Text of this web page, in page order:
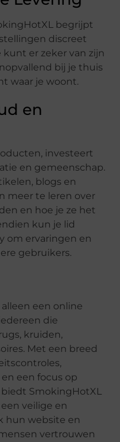
begrijpt
discreet
er zeker van zijn
bij je thuis
waar je woont.
en
investeert
en gemeenschap.
blogs en
meer te leren over
en hoe je ze het
kun je lid
om ervaringen en
gebruikers.
een online
die
kruiden,
Met een breed
een focus op
SmokingHotXL
veilige en
hun website en
vertrouwen